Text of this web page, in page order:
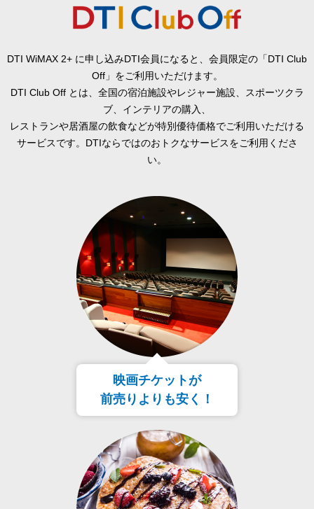
DTI WiMAX 2+ に申し込みDTI会員になると、会員限定の「DTI Club
Off」をご利用いただけます。
DTI Club Off とは、全国の宿泊施設やレジャー施設、スポーツクラ
ブ、インテリアの購入、
レストランや居酒屋の飲食などが特別優待価格でご利用いただける
サービスです。DTIならではのおトクなサービスをご利用くださ
い。
映画チケットが
前売りよりも安く！